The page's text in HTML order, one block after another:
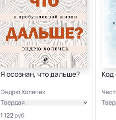
Я осознан, что дальше?
Эндрю Холечек
1 122
Твердая
Электронная
Код